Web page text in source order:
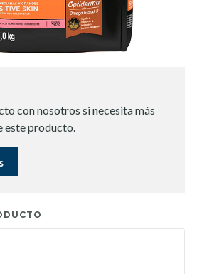
con nosotros si necesita más
este producto.